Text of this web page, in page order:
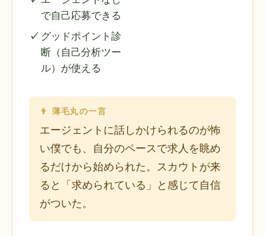
で自己応募できる
グッドポイント診
断（自己分析ツー
ル）が使える
👨 薄毛丸の一言
エージェントに話しかけられるのが怖
い僕でも、自分のペースで求人を眺め
るだけから始められた。スカウトが来
ると「求められている」と感じて自信
がついた。